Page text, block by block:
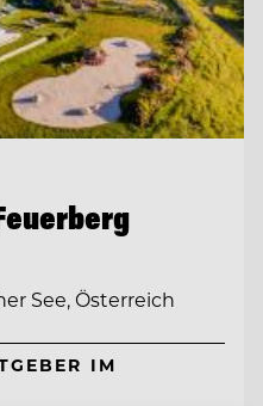
See, Österreich
IM